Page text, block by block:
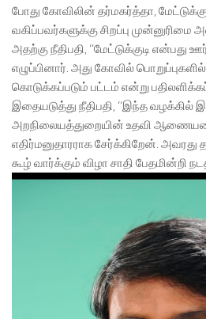
போது கோவிலின் தர்மகர்த்தா,
வகிப்பவர்களுக்கு சிறப்பு முன்னுரிமை
அதற்கு நீதிபதி, ‘‘மேட்டுக்குடி என்பது
எழுப்பினார். அது கோவில்
கொடுக்கப்படும் பட்டம் என்று
இதையடுத்து நீதிபதி, ‘‘இந்த வழக்கில்
அறநிலையத்துறையின் உதவி
எதிர்மனுதாரராக சேர்க்கிறேன்.
கூழ் வார்க்கும் விழா சாதி பேதமின்றி